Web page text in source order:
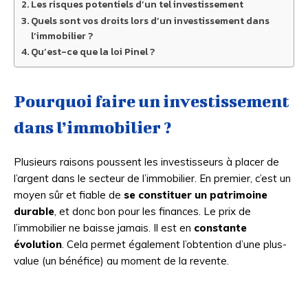
Les risques potentiels d’un tel investissement
Quels sont vos droits lors d’un investissement dans
l’immobilier ?
Qu’est-ce que la loi Pinel ?
Pourquoi faire un investissement
dans l’immobilier ?
Plusieurs raisons poussent les investisseurs à placer de
l’argent dans le secteur de l’immobilier. En premier, c’est un
moyen sûr et fiable de se constituer un patrimoine
durable , et donc bon pour les finances. Le prix de
l’immobilier ne baisse jamais. Il est en constante
évolution . Cela permet également l’obtention d’une plus-
value (un bénéfice) au moment de la revente.